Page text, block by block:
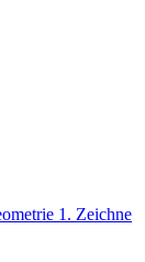
1. Zeichne